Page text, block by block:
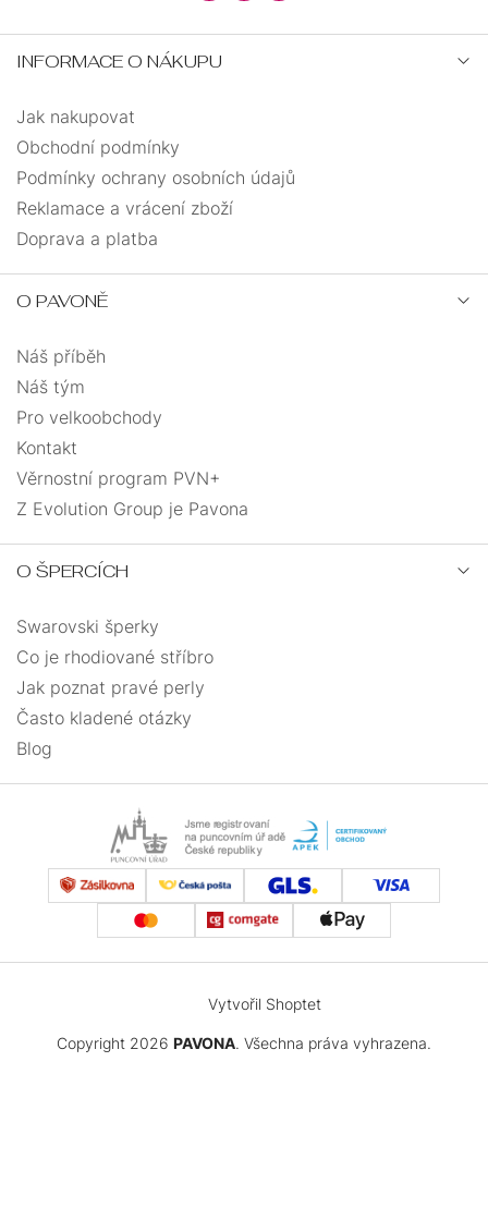
INFORMACE O NÁKUPU
Jak nakupovat
Obchodní podmínky
Podmínky ochrany osobních údajů
Reklamace a vrácení zboží
Doprava a platba
O PAVONĚ
Náš příběh
Náš tým
Pro velkoobchody
Kontakt
Věrnostní program PVN+
Z Evolution Group je Pavona
O ŠPERCÍCH
Swarovski šperky
Co je rhodiované stříbro
Jak poznat pravé perly
Často kladené otázky
Blog
Vytvořil Shoptet
Copyright 2026 PAVONA. Všechna práva vyhrazena.